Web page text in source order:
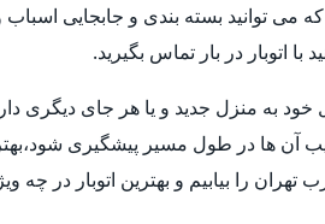
توانید بسته بندی و جابجایی اسباب
اتوبار در بار تماس بگیرید.
منزل جدید و یا هر جای دیگری
آن ها در طول مسیر پیشگیری
را بیابیم و بهترین اتوبار در